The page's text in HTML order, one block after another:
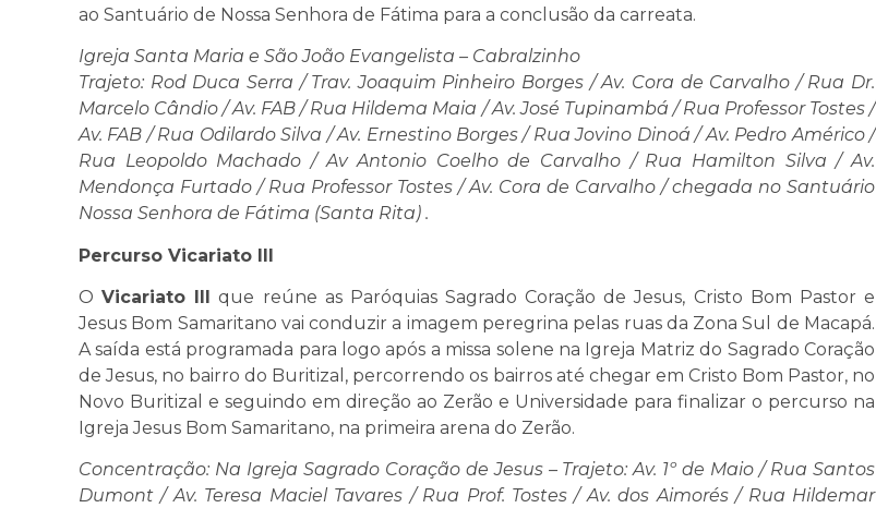
ao Santuário de Nossa Senhora de Fátima para a conclusão da carreata.
Igreja Santa Maria e São João Evangelista – Cabralzinho
Trajeto: Rod Duca Serra / Trav. Joaquim Pinheiro Borges / Av. Cora de Carvalho / Rua Dr.
Marcelo Cândio / Av. FAB / Rua Hildema Maia / Av. José Tupinambá / Rua Professor Tostes /
Av. FAB / Rua Odilardo Silva / Av. Ernestino Borges / Rua Jovino Dinoá / Av. Pedro Américo /
Rua Leopoldo Machado / Av Antonio Coelho de Carvalho / Rua Hamilton Silva / Av.
Mendonça Furtado / Rua Professor Tostes / Av. Cora de Carvalho / chegada no Santuário
Nossa Senhora de Fátima (Santa Rita) .
Percurso Vicariato III
OVicariato III que reúne as Paróquias Sagrado Coração de Jesus, Cristo Bom Pastor e
Jesus Bom Samaritano vai conduzir a imagem peregrina pelas ruas da Zona Sul de Macapá.
A saída está programada para logo após a missa solene na Igreja Matriz do Sagrado Coração
de Jesus, no bairro do Buritizal, percorrendo os bairros até chegar em Cristo Bom Pastor, no
Novo Buritizal e seguindo em direção ao Zerão e Universidade para finalizar o percurso na
Igreja Jesus Bom Samaritano, na primeira arena do Zerão.
Concentração: Na Igreja Sagrado Coração de Jesus – Trajeto: Av. 1º de Maio / Rua Santos
Dumont / Av. Teresa Maciel Tavares / Rua Prof. Tostes / Av. dos Aimorés / Rua Hildemar